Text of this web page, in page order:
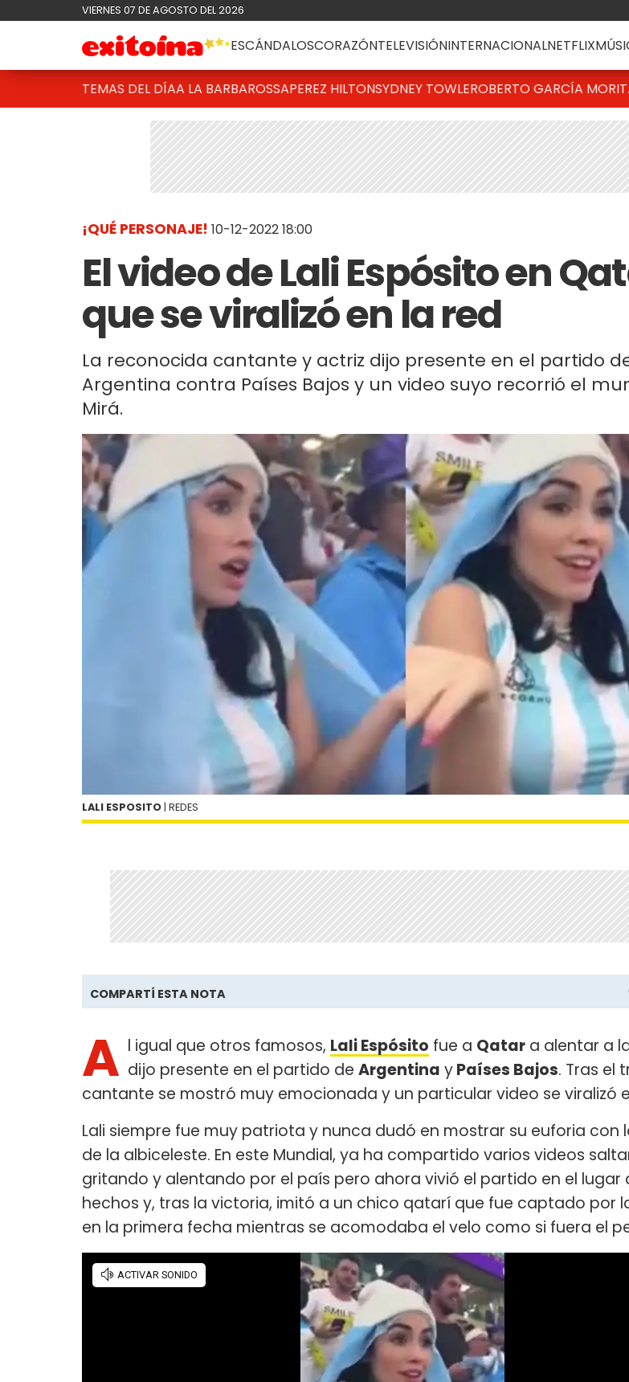
VIERNES 07 DE AGOSTO DEL 2026
ESCÁNDALOSCORAZÓNTELEVISIÓNINTERNACIONALNETFLIX
TEMAS DEL DÍAA LA BARBAROSSAPEREZ HILTONSYDNEY TOWLEROBERTO GARCÍA
¡QUÉ PERSONAJE! 10-12-2022 18:00
El video de Lali Espósito en
que se viralizó en la red
La reconocida cantante y actriz dijo presente en el partido
Argentina contra Países Bajos y un video suyo recorrió el
Mirá.
LALI ESPOSITO | REDES
COMPARTÍ ESTA NOTA
A l igual que otros famosos, Lali Espósito fue a Qatar a alentar a
dijo presente en el partido de Argentina yPaíses Bajos. Tras el
cantante se mostró muy emocionada y un particular video se viralizó
Lali siempre fue muy patriota y nunca dudó en mostrar su euforia con
de la albiceleste. En este Mundial, ya ha compartido varios videos
gritando y alentando por el país pero ahora vivió el partido en el lugar
hechos y, tras la victoria, imitó a un chico qatarí que fue captado por
en la primera fecha mientras se acomodaba el velo como si fuera el